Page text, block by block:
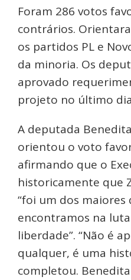
Foram 286 votos
contrários.
os partidos PL e
da minoria. Os
aprovado
projeto no último
A deputada Benedita
orientou o voto
afirmando que o
historicamente que
“foi um dos
encontramos na
liberdade”. “Não é
qualquer, é uma
completou.